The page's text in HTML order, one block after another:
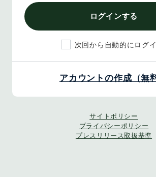
ログインする
次回から自動的にログ
アカウントの作成（無
サイトポリシー
プライバシーポリシー
プレスリリース取扱基準